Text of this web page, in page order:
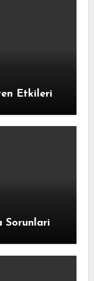
Etkileri
Sorunlari